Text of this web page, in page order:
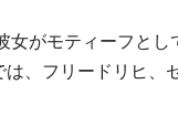
がモティーフとし
、フリードリヒ、